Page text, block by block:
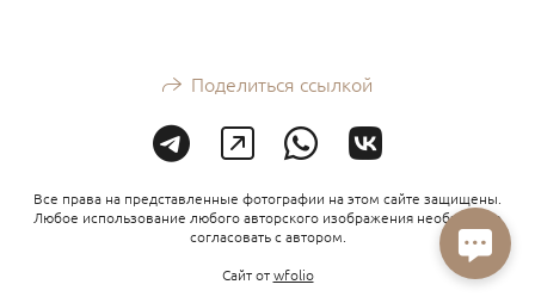
Поделиться ссылкой
Все права на представленные фотографии на этом сайте защищены.
Любое использование любого авторского изображения необходимо
согласовать с автором.
Сайт отwfolio